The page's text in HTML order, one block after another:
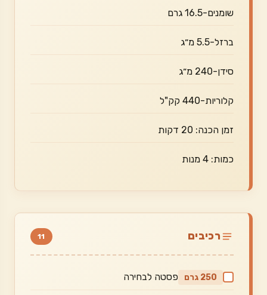
שומנים-16.5 גרם
ברזל-5.5 מ״ג
סידן-240 מ״ג
קלוריות-440 קק"ל
זמן הכנה: 20 דקות
כמות: 4 מנות
רכיבים 11
250 גרם פסטה לבחירה